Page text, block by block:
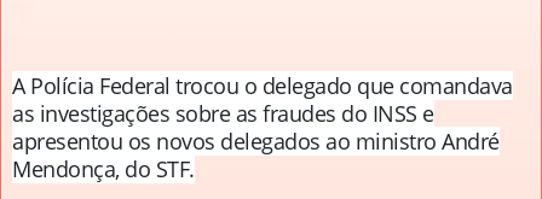
A Polícia Federal trocou o delegado que comandava
as investigações sobre as fraudes do INSS e
apresentou os novos delegados ao ministro André
Mendonça, do STF.